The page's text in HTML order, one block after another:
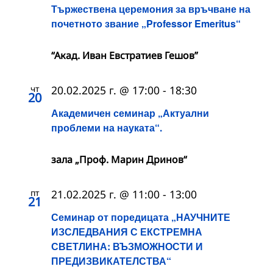
Тържествена церемония за връчване на
почетното звание „Professor Emeritus“
“Акад. Иван Евстратиев Гешов”
чт
20
Академичен семинар „Актуални
проблеми на науката“.
20.02.2025 г. @ 17:00 - 18:30
зала „Проф. Марин Дринов“
пт
21
Семинар от поредицата „НАУЧНИТЕ
ИЗСЛЕДВАНИЯ С ЕКСТРЕМНА
СВЕТЛИНА: ВЪЗМОЖНОСТИ И
ПРЕДИЗВИКАТЕЛСТВА“
21.02.2025 г. @ 11:00 - 13:00